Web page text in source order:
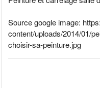
Source google image:
content/uploads/2014/01/
choisir-sa-peinture.jpg